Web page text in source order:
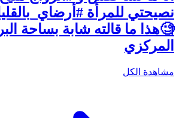
نصيحتي للمرأة
🧐هذا ما قالته شابة بساحة
المركزي
مشاهدة الكل